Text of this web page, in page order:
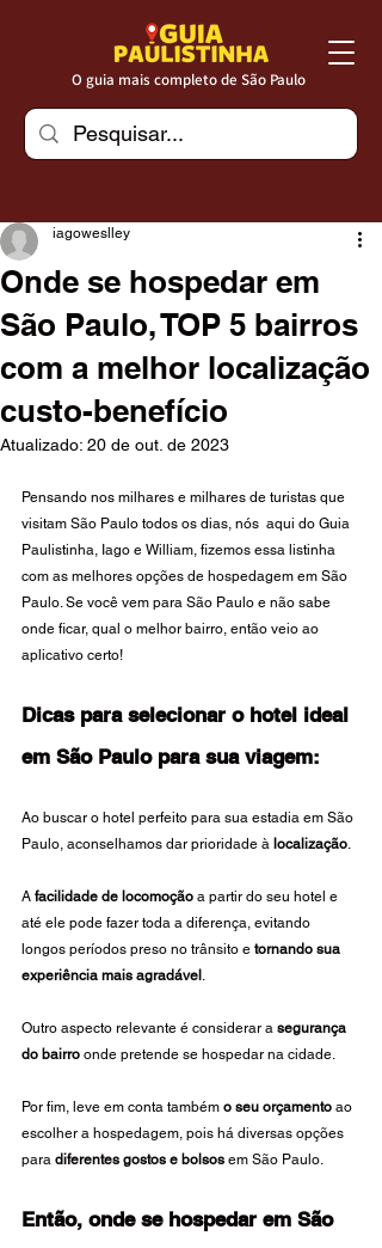
O guia mais completo de São Paulo
Onde se hospedar em
São Paulo, TOP 5 bairros
com a melhor localização
custo-benefício
iagoweslley
Atualizado: 20 de out. de 2023
Pensando nos milhares e milhares de turistas que
visitam São Paulo todos os dias, nós  aqui do Guia
Paulistinha, Iago e William, fizemos essa listinha
com as melhores opções de hospedagem em São
Paulo. Se você vem para São Paulo e não sabe
onde ficar, qual o melhor bairro, então veio ao
aplicativo certo!
Dicas para selecionar o hotel ideal
em São Paulo para sua viagem:
Ao buscar o hotel perfeito para sua estadia em São
Paulo, aconselhamos dar prioridade à localização.
A facilidade de locomoção a partir do seu hotel e
até ele pode fazer toda a diferença, evitando
longos períodos preso no trânsito e tornando sua
experiência mais agradável .
Outro aspecto relevante é considerar a segurança
do bairro onde pretende se hospedar na cidade.
Por fim, leve em conta também o seu orçamento ao
escolher a hospedagem, pois há diversas opções
para diferentes gostos e bolsos em São Paulo.
Então, onde se hospedar em São